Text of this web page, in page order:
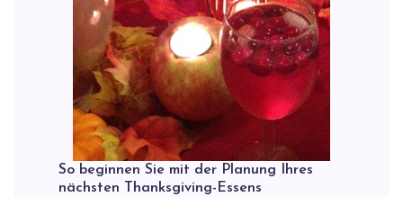
So beginnen Sie mit der Planung Ihres
nächsten Thanksgiving-Essens